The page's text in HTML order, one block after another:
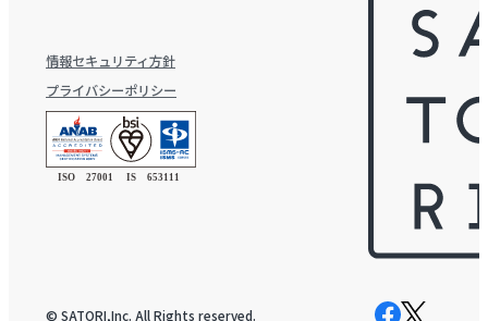
情報セキュリティ方針
プライバシーポリシー
© SATORI,Inc. All Rights reserved.